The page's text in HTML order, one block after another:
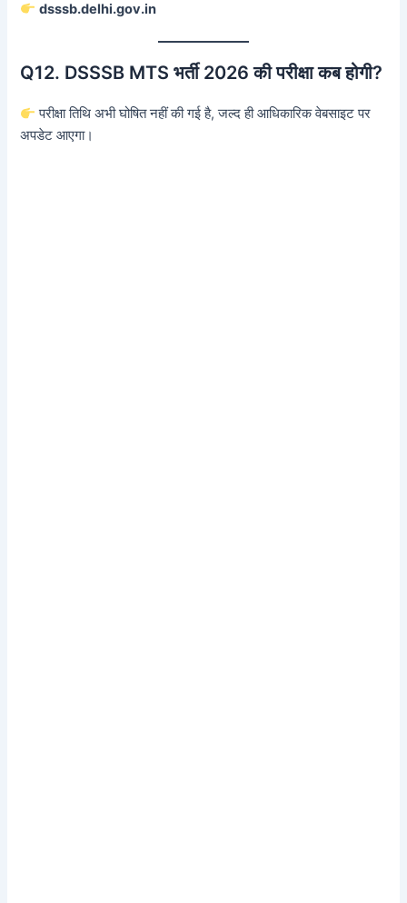
dsssb.delhi.gov.in
Q12. DSSSB MTS भर्ती 2026 की परीक्षा कब होगी?
परीक्षा तिथि अभी घोषित नहीं की गई है, जल्द ही आधिकारिक वेबसाइट पर
अपडेट आएगा।